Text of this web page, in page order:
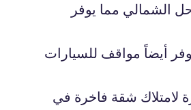
الشمالي مما يوفر
أيضاً مواقف للسيارات
لامتلاك شقة فاخرة في